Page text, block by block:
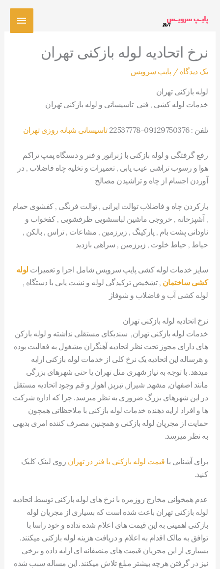
نرخ اتحادیه لوله بازکنی تهران
یک دیدگاه / پایپ سرویس
لوله بازکنی تهران
خدمات لوله کشی , فنی تاسیساتی و لوله بازکنی تهران
تلفن : 09129750376-22537778 تاسیساتی شبانه روزی تهران
رفع گرفتگی و لوله بازکنی با ژنراتور و فنر و دستگاه پمپ تراکم
هوا و رسوب تراشی عیب یابی , تعمیرات و تخلیه چاه فاضلاب , در
آوردن اجسام از چاه و تراشیدن مصالح
بازکردن چاه و فاضلاب توالت ایرانی , توالت فرنگی , کفشوی حمام
, آشپزخانه , خروجی ماشین لباسشویی ظرفشویی , کفخواب و
ناودانی پشت بام , پارکینگ , زیرزمین , مشاعات , تراس , بالکن ,
حیاط , حیاط خلوت , زیرزمین , سراهی بازدید
سایز خدمات لوله کشی پایپ سرویس شامل اجرا و تعمیرات لوله
کشی ساختمان , تشخیص ترکیدگی لوله و نشت یابی با دستگاه ,
لوله کشی آب و فاضلاب و شوفاژ
نرخ اتحادیه لوله بازکنی تهران
خدمات لوله بازکنی تهران, سندیکای مستقلی نداشته و لوله بازکن
های دارای مجوز تحت نظر اتحادیه آهنگران مشغول به فعالیت بوده
و هرساله این اتحادیه یک نرخ کلی از خدمات لوله بازکنی ارایه
میدهد. با توجه به نیاز شهری مثل تهران یا حتی شهرهای بزرگی
مانند اصفهان, مشهد, شیراز, تبریز, اهواز و قم وجود اتحادیه مستقل
در این شهرهای بزرگ ضروری به نظر میرسد. چرا که اداره شرکت
ها و افراد ارایه دهنده خدمات لوله بازکنی با ملاحظاتی همچون
حمایت از مجریان لوله بازکنی و همچنین مصرف کننده امری بدیهی
به نظر میرسد.
برای آشنایی با قیمت لوله بازکنی با فنر در تهران روی لینک کلیک
کنید.
عدم همخوانی مخارج روزمره با نرخ های لوله بازکنی توسط اتحادیه
لوله بازکنی تهران باعث شده است که بسیاری از مجریان لوله
بازکنی اهمیتی به این قیمت های اعلام شده نداده و خود راسا با
توافق به مالک اقدام به اعلام و دریافت هزینه لوله بازکنی میکنند.
بسیاری از این مجریان قیمت های منصفانه ای ارایه داده و برخی
نیز در گرفتن هرچه بیشتر مبلغ تلاش میکنند. این مساله سبب شده